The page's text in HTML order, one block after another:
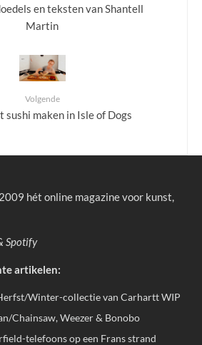
en teksten van Shantell
Martin
Volgende
sushi maken in Isle of Dogs
hét online magazine voor kunst,
Spotify
artikelen:
Winter-collectie van Carhartt WIP
Chainsaw, Weezer & Bonobo
telefoons op een Frans strand